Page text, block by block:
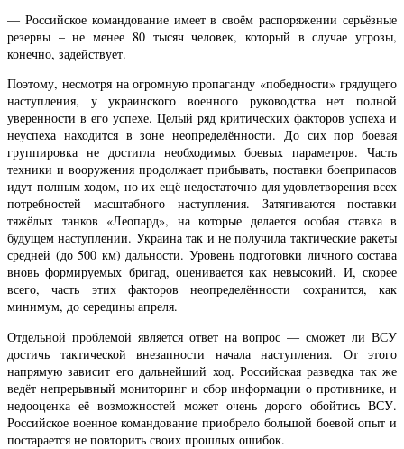
— Российское командование имеет в своём распоряжении серьёзные
резервы – не менее 80 тысяч человек, который в случае угрозы,
конечно, задействует.
Поэтому, несмотря на огромную пропаганду «победности» грядущего
наступления, у украинского военного руководства нет полной
уверенности в его успехе. Целый ряд критических факторов успеха и
неуспеха находится в зоне неопределённости. До сих пор боевая
группировка не достигла необходимых боевых параметров. Часть
техники и вооружения продолжает прибывать, поставки боеприпасов
идут полным ходом, но их ещё недостаточно для удовлетворения всех
потребностей масштабного наступления. Затягиваются поставки
тяжёлых танков «Леопард», на которые делается особая ставка в
будущем наступлении. Украина так и не получила тактические ракеты
средней (до 500 км) дальности. Уровень подготовки личного состава
вновь формируемых бригад, оценивается как невысокий. И, скорее
всего, часть этих факторов неопределённости сохранится, как
минимум, до середины апреля.
Отдельной проблемой является ответ на вопрос — сможет ли ВСУ
достичь тактической внезапности начала наступления. От этого
напрямую зависит его дальнейший ход. Российская разведка так же
ведёт непрерывный мониторинг и сбор информации о противнике, и
недооценка её возможностей может очень дорого обойтись ВСУ.
Российское военное командование приобрело большой боевой опыт и
постарается не повторить своих прошлых ошибок.